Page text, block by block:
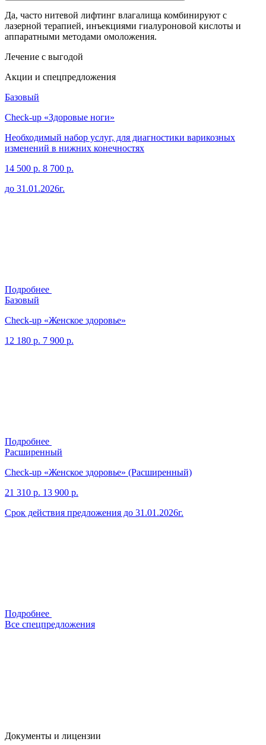
Да, часто нитевой лифтинг влагалища комбинируют с
лазерной терапией, инъекциями гиалуроновой кислоты и
аппаратными методами омоложения.
Лечение с выгодой
Акции и спецпредложения
Базовый
Check-up «Здоровые ноги»
Необходимый набор услуг, для диагностики варикозных
изменений в нижних конечностях
14 500 р. 8 700 р.
до 31.01.2026г.
Подробнее
Базовый
Check-up «Женское здоровье»
12 180 р. 7 900 р.
Подробнее
Расширенный
Check-up «Женское здоровье» (Расширенный)
21 310 р. 13 900 р.
Срок действия предложения до 31.01.2026г.
Подробнее
Все спецпредложения
Документы и лицензии